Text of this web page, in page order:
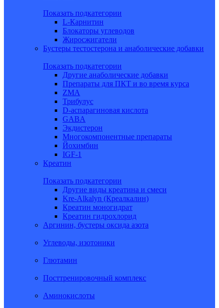
Показать подкатегории
L-Карнитин
Блокаторы углеводов
Жиросжигатели
Бустеры тестостерона и анаболические добавки
Показать подкатегории
Другие анаболические добавки
Препараты для ПКТ и во время курса
ZMA
Трибулус
D-аспарагиновая кислота
GABA
Экдистерон
Многокомпонентные препараты
Йохимбин
IGF-1
Креатин
Показать подкатегории
Другие виды креатина и смеси
Kre-Alkalyn (Креалкалин)
Креатин моногидрат
Креатин гидрохлорид
Аргинин, бустеры оксида азота
Углеводы, изотоники
Глютамин
Посттренировочный комплекс
Аминокислоты